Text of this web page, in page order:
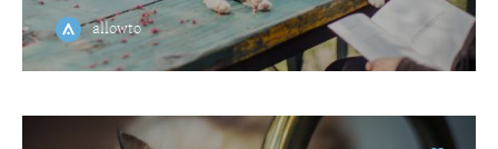
allowto